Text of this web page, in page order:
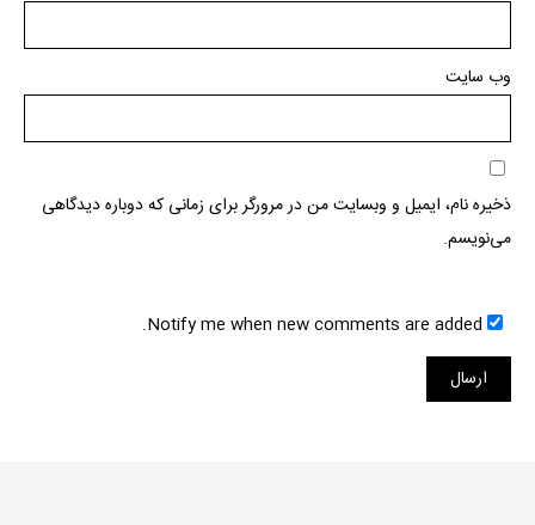
وب‌ سایت
ذخیره نام، ایمیل و وبسایت من در مرورگر برای زمانی که دوباره دیدگاهی
می‌نویسم.
Notify me when new comments are added.